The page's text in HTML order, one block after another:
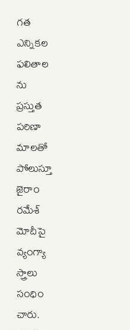
గత
ఎన్నికల
ఫలితాల
ను
ప్రస్తుత
పరిణా
మాలతో
పోలుస్తూ
జైరాం
రమేశ్‌
మోదీపై
వ్యంగ్యా
స్త్రాలు
సంధిం
చారు.